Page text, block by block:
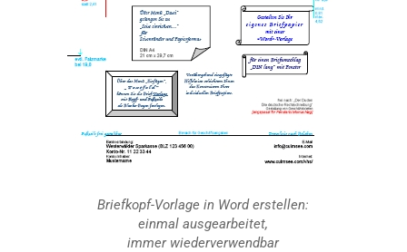
Briefkopf-Vorlage in Worderstellen:
einmal ausgearbeitet,
immer wiederverwendbar